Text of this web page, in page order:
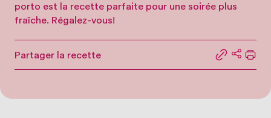
porto est la recette parfaite pour une soirée plus
fraîche. Régalez-vous!
Partager la recette
Partager